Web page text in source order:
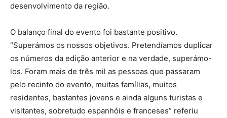
desenvolvimento da região.
O balanço final do evento foi bastante positivo.
“Superámos os nossos objetivos. Pretendíamos duplicar
os números da edição anterior e na verdade, superámo-
los. Foram mais de três mil as pessoas que passaram
pelo recinto do evento, muitas famílias, muitos
residentes, bastantes jovens e ainda alguns turistas e
visitantes, sobretudo espanhóis e franceses” referiu